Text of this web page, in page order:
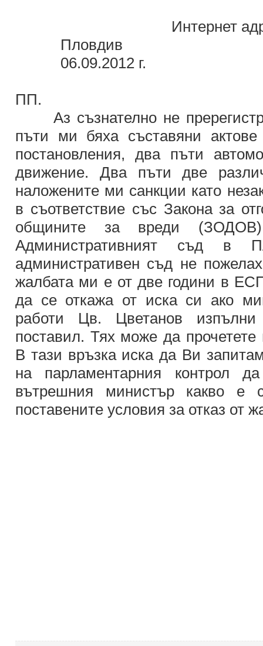
Интернет
Пловдив
06.09.2012 г.
ПП.
Аз съзнателно не
пъти ми бяха съставяни
постановления, два пъти
движение. Два пъти две
наложените ми санкции като
в съответствие със Закона за
общините за вреди
Административният съд в
административен съд не
жалбата ми е от две години в
да се откажа от иска си ако
работи Цв. Цветанов
поставил. Тях може да
В тази връзка иска да Ви
на парламентарния контрол
вътрешния министър какво е
поставените условия за отказ